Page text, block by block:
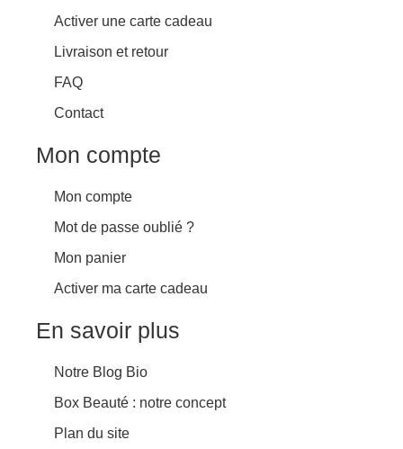
Activer une carte cadeau
Livraison et retour
FAQ
Contact
Mon compte
Mon compte
Mot de passe oublié ?
Mon panier
Activer ma carte cadeau
En savoir plus
Notre Blog Bio
Box Beauté : notre concept
Plan du site